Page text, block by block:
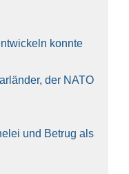
konn­te
der NATO
und Betrug als